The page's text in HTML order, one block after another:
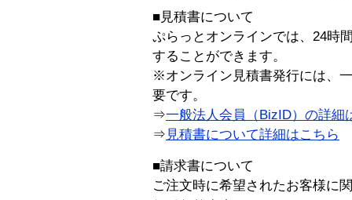
■見積書について
ぷらっとオンラインでは、24時
することができます。
※オンライン見積書発行には、
要です。
⇒一般法人会員（BizID）の詳細
⇒ 見積書について詳細はこちら
■請求書について
ご注文時に希望されたお客様に